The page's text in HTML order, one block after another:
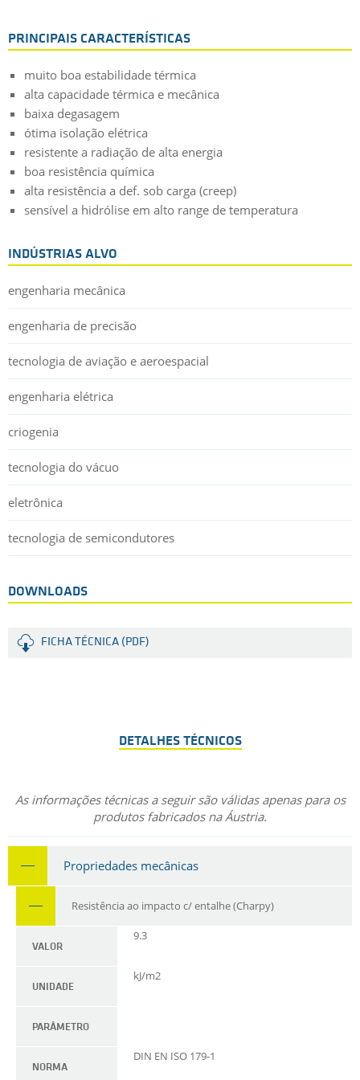
PRINCIPAIS CARACTERÍSTICAS
muito boa estabilidade térmica
alta capacidade térmica e mecânica
baixa degasagem
ótima isolação elétrica
resistente a radiação de alta energia
boa resistência química
alta resistência a def. sob carga (creep)
sensível a hidrólise em alto range de temperatura
INDÚSTRIAS ALVO
engenharia mecânica
engenharia de precisão
tecnologia de aviação e aeroespacial
engenharia elétrica
criogenia
tecnologia do vácuo
eletrônica
tecnologia de semicondutores
DOWNLOADS
FICHA TÉCNICA (PDF)
DETALHES TÉCNICOS
As informações técnicas a seguir são válidas apenas para os
produtos fabricados na Áustria.
Propriedades mecânicas
Resistência ao impacto c/ entalhe (Charpy)
VALOR
9.3
UNIDADE
kJ/m2
PARÂMETRO
NORMA
DIN EN ISO 179-1